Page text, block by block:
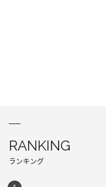
RANKING
ランキング